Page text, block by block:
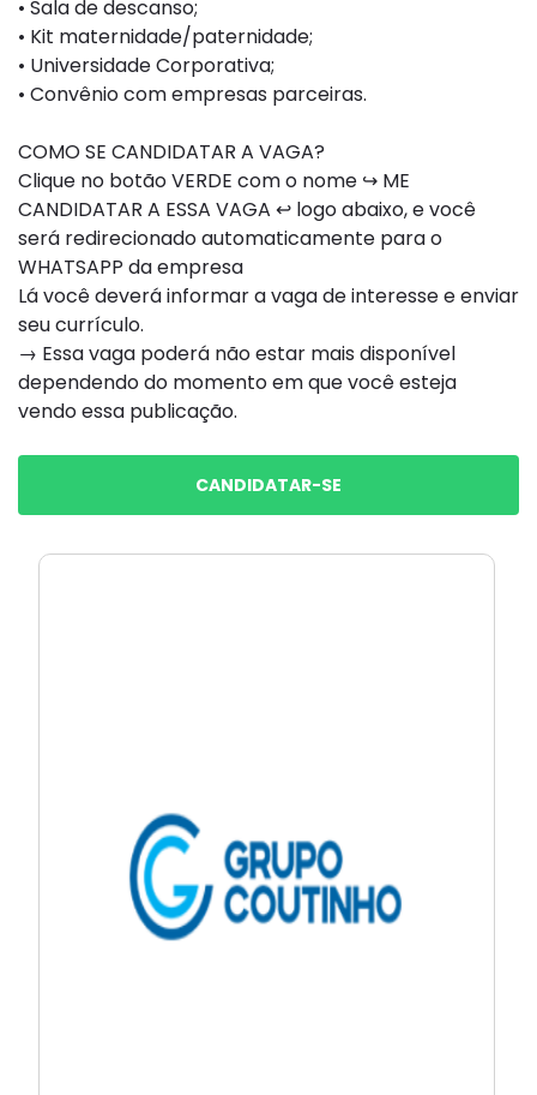
• Sala de descanso;
• Kit maternidade/paternidade;
• Universidade Corporativa;
• Convênio com empresas parceiras.
COMO SE CANDIDATAR A VAGA?
Clique no botão VERDE com o nome ↪ ME
CANDIDATAR A ESSA VAGA ↩ logo abaixo, e você
será redirecionado automaticamente para o
WHATSAPP da empresa
Lá você deverá informar a vaga de interesse e enviar
seu currículo.
→ Essa vaga poderá não estar mais disponível
dependendo do momento em que você esteja
vendo essa publicação.
CANDIDATAR-SE